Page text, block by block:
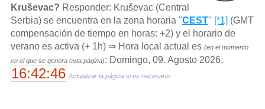
Kruševac? Responder: Kruševac (Central
Serbia) se encuentra en la zona horaria "CEST" [*1] (GMT
compensación de tiempo en horas: +2) y el horario de
verano es activa (+ 1h) ⇒ Hora local actual es (en el momento
en el que se genera esta página): Domingo, 09. Agosto 2026,
16:42:46 Actualizar la página si es necesario